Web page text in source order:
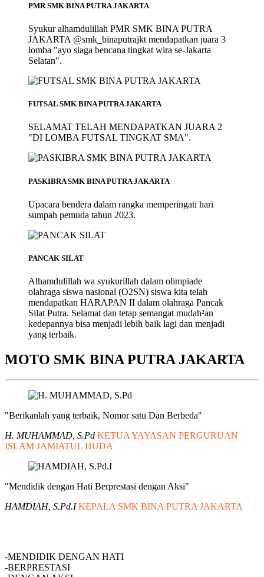
PMR SMK BINA PUTRA JAKARTA
Syukur alhamdulillah PMR SMK BINA PUTRA
JAKARTA @smk_binaputrajkt mendapatkan juara 3
lomba "ayo siaga bencana tingkat wira se-Jakarta
Selatan".
FUTSAL SMK BINA PUTRA JAKARTA
SELAMAT TELAH MENDAPATKAN JUARA 2
"DI LOMBA FUTSAL TINGKAT SMA".
PASKIBRA SMK BINA PUTRA JAKARTA
Upacara bendera dalam rangka memperingati hari
sumpah pemuda tahun 2023.
PANCAK SILAT
Alhamdulillah wa syukurillah dalam olimpiade
olahraga siswa nasional (O2SN) siswa kita telah
mendapatkan HARAPAN II dalam olahraga Pancak
Silat Putra. Selamat dan tetap semangat mudah²an
kedepannya bisa menjadi lebih baik lagi dan menjadi
yang terbaik.
MOTO SMK BINA PUTRA JAKARTA
"Berikanlah yang terbaik, Nomor satu Dan Berbeda"
H. MUHAMMAD, S.Pd KETUA YAYASAN PERGURUAN
ISLAM JAMIATUL HUDA
"Mendidik dengan Hati Berprestasi dengan Aksi"
HAMDIAH, S.Pd.IKEPALA SMK BINA PUTRA JAKARTA
-MENDIDIK DENGAN HATI
-BERPRESTASI